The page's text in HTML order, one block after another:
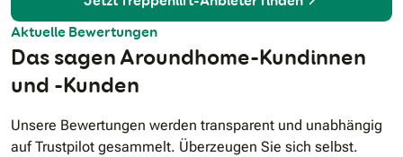
Aktuelle Bewertungen
Das sagen Aroundhome-Kundinnen
und -Kunden
Unsere Bewertungen werden transparent und unabhängig
auf Trustpilot gesammelt. Überzeugen Sie sich selbst.